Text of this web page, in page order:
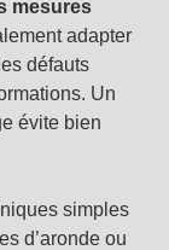
mesures
adapter
défauts
Un
évite bien
simples
d’aronde ou